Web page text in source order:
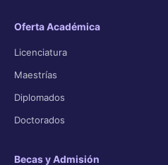
Oferta Académica
Licenciatura
Maestrías
Diplomados
Doctorados
Becas y Admisión